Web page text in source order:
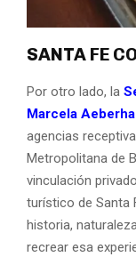
SANTA FE
Por otro lado, la
Marcela
agencias
Metropolitana de
vinculación
turístico de Santa
historia,
recrear esa